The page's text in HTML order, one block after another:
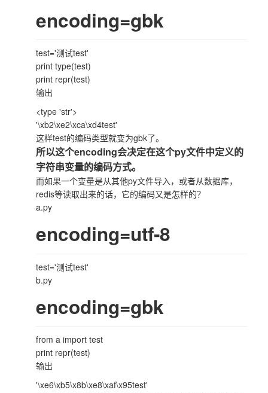
encoding=gbk
test='测试test'
print type(test)
print repr(test)
输出
<type 'str'>
'\xb2\xe2\xca\xd4test'
这样test的编码类型就变为gbk了。
所以这个encoding会决定在这个py文件中定义的
字符串变量的编码方式。
而如果一个变量是从其他py文件导入，或者从数据库，
redis等读取出来的话，它的编码又是怎样的？
a.py
encoding=utf-8
test='测试test'
b.py
encoding=gbk
from a import test
print repr(test)
输出
'\xe6\xb5\x8b\xe8\xaf\x95test'